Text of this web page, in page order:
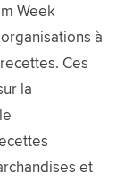
Week
à
Ces
la
et